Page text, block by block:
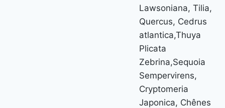
Lawsoniana, Tilia,
Quercus, Cedrus
atlantica,Thuya
Plicata
Zebrina,Sequoia
Sempervirens,
Cryptomeria
Japonica, Chênes